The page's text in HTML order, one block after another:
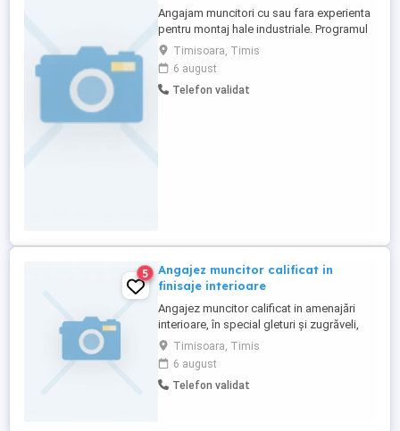
Angajam muncitori cu sau fara experienta
pentru montaj hale industriale. Programul
de lucru este de la 7:30 pana la 16:30 cu 1
ora pauza de masa. Daca este cazul se
vor munci si sambetele si se vor plati
dublu. (7:30 - 12:00 program lucru
Timisoara, Timis
6 august
Telefon validat
5
Angajez muncitor calificat in
finisaje interioare
Angajez muncitor calificat in amenajări
interioare, în special gleturi și zugrăveli,
ofer contract de muncă pe o perioadă
nedeterminată, salariul în funcție de
experiența, plata o dată la două
săptămâni, program 8-17, luni-vineri,cu o
Timisoara, Timis
6 august
Telefon validat